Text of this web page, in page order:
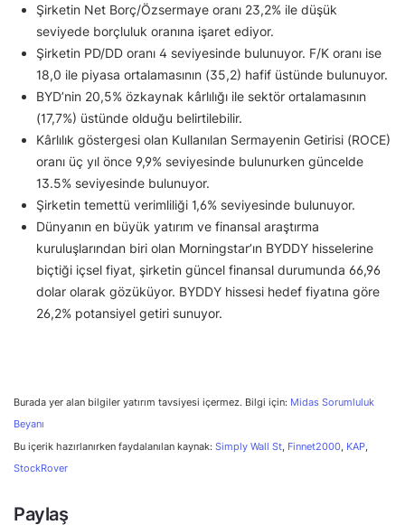
Şirketin Net Borç/Özsermaye oranı 23,2% ile düşük
seviyede borçluluk oranına işaret ediyor.
Şirketin PD/DD oranı 4 seviyesinde bulunuyor. F/K oranı ise
18,0 ile piyasa ortalamasının (35,2) hafif üstünde bulunuyor.
BYD’nin 20,5% özkaynak kârlılığı ile sektör ortalamasının
(17,7%) üstünde olduğu belirtilebilir.
Kârlılık göstergesi olan Kullanılan Sermayenin Getirisi (ROCE)
oranı üç yıl önce 9,9% seviyesinde bulunurken güncelde
13.5% seviyesinde bulunuyor.
Şirketin temettü verimliliği 1,6% seviyesinde bulunuyor.
Dünyanın en büyük yatırım ve finansal araştırma
kuruluşlarından biri olan Morningstar’ın BYDDY hisselerine
biçtiği içsel fiyat, şirketin güncel finansal durumunda 66,96
dolar olarak gözüküyor. BYDDY hissesi hedef fiyatına göre
26,2% potansiyel getiri sunuyor.
Burada yer alan bilgiler yatırım tavsiyesi içermez. Bilgi için: Midas Sorumluluk
Beyanı
Bu içerik hazırlanırken faydalanılan kaynak: Simply Wall St Finnet2000 KAP
StockRover
Paylaş